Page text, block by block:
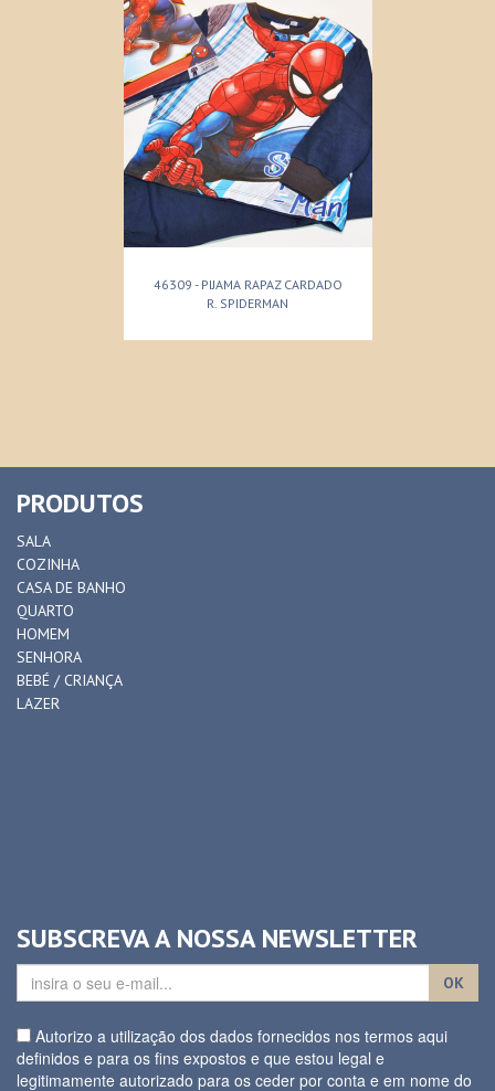
46309 - PIJAMA RAPAZ CARDADO
R. SPIDERMAN
PRODUTOS
SALA
COZINHA
CASA DE BANHO
QUARTO
HOMEM
SENHORA
BEBÉ / CRIANÇA
LAZER
SUBSCREVA A NOSSA NEWSLETTER
OK
Autorizo a utilização dos dados fornecidos nos termos aqui
definidos e para os fins expostos e que estou legal e
legitimamente autorizado para os ceder por conta e em nome do